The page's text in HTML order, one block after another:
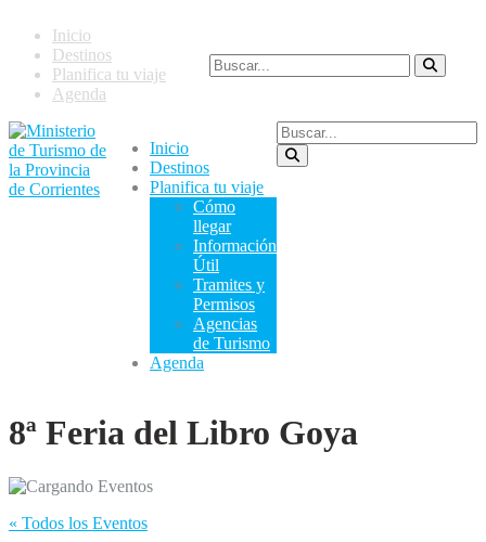
Inicio
Destinos
Planifica tu viaje
Agenda
Inicio
Destinos
Planifica tu viaje
Cómo
llegar
Información
Útil
Tramites y
Permisos
Agencias
de Turismo
Agenda
8ª Feria del Libro Goya
« Todos los Eventos